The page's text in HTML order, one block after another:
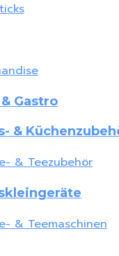
Gastro
&
& Teezubehör
& Teemaschinen